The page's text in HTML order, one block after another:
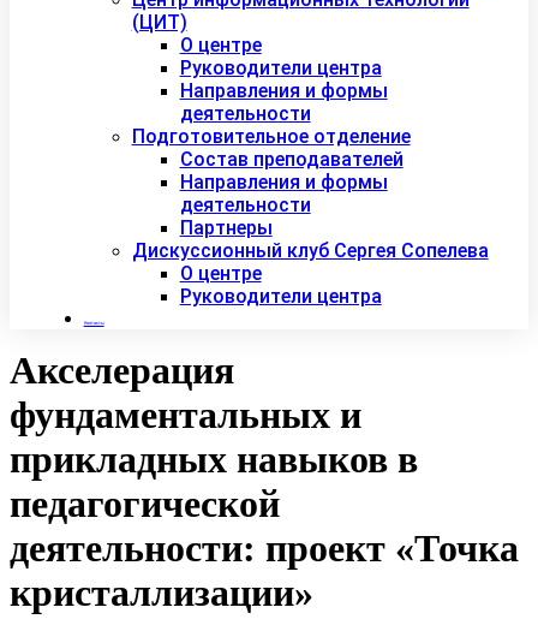
(ЦИТ)
О центре
Руководители центра
Направления и формы
деятельности
Подготовительное отделение
Состав преподавателей
Направления и формы
деятельности
Партнеры
Дискуссионный клуб Сергея Сопелева
О центре
Руководители центра
Контакты
Акселерация
фундаментальных и
прикладных навыков в
педагогической
деятельности: проект «Точка
кристаллизации»